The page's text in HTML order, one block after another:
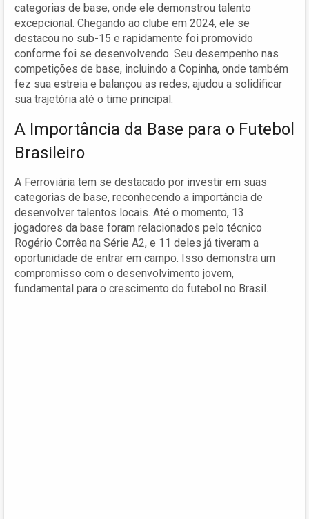
categorias de base, onde ele demonstrou talento
excepcional. Chegando ao clube em 2024, ele se
destacou no sub-15 e rapidamente foi promovido
conforme foi se desenvolvendo. Seu desempenho nas
competições de base, incluindo a Copinha, onde também
fez sua estreia e balançou as redes, ajudou a solidificar
sua trajetória até o time principal.
A Importância da Base para o Futebol
Brasileiro
A Ferroviária tem se destacado por investir em suas
categorias de base, reconhecendo a importância de
desenvolver talentos locais. Até o momento, 13
jogadores da base foram relacionados pelo técnico
Rogério Corrêa na Série A2, e 11 deles já tiveram a
oportunidade de entrar em campo. Isso demonstra um
compromisso com o desenvolvimento jovem,
fundamental para o crescimento do futebol no Brasil.